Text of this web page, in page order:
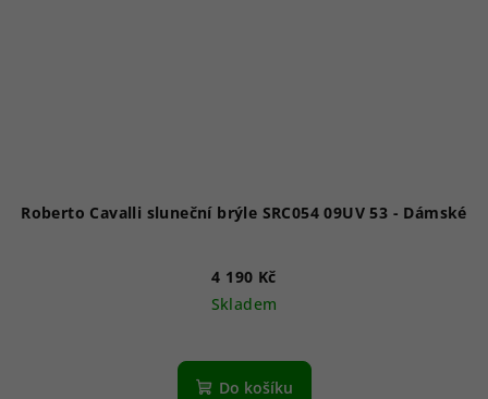
Roberto Cavalli sluneční brýle SRC054 09UV 53 - Dámské
4 190 Kč
Skladem
Do košíku